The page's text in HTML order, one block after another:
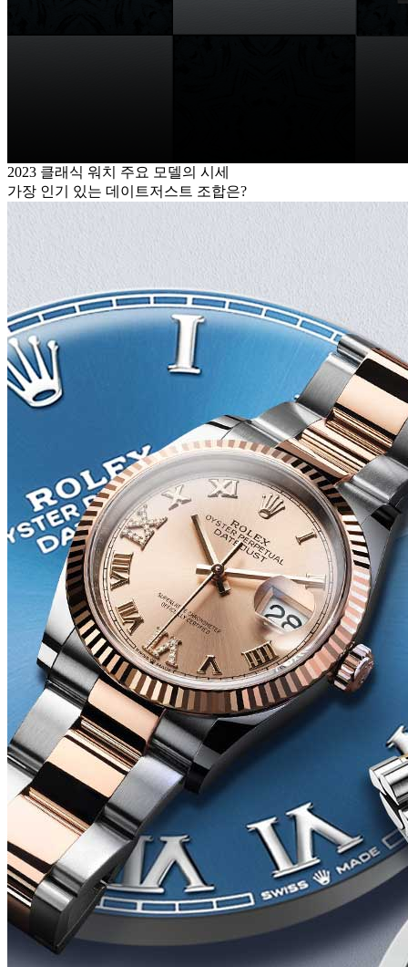
2023 클래식 워치 주요 모델의 시세
가장 인기 있는 데이트저스트 조합은?